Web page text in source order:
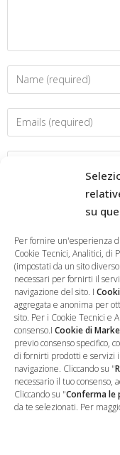
su
Per fornire un'esperienza
Cookie Tecnici, Analitici, di
(impostati da un sito
necessari per fornirti il
navigazione del sito. I
aggregata e anonima per
sito. Per i Cookie Tecnici e
consenso.I Cookie di
previo consenso specifico,
di fornirti prodotti e servizi
navigazione. Cliccando su "
necessario il tuo consenso,
Cliccando su "Conferma le
da te selezionati. Per
Salva il mio nome,
prossima volta che
…